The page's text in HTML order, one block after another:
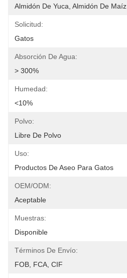
Almidón De Yuca, Almidón De Maíz
Solicitud:
Gatos
Absorción De Agua:
> 300%
Humedad:
<10%
Polvo:
Libre De Polvo
Uso:
Productos De Aseo Para Gatos
OEM/ODM:
Aceptable
Muestras:
Disponible
Términos De Envío:
FOB, FCA, CIF